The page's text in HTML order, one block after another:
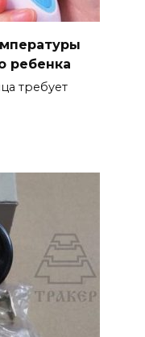
ребенка
требует